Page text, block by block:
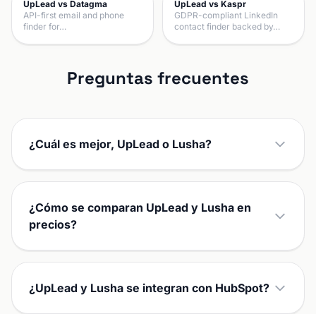
UpLead vs Datagma
API-first email and phone
finder for…
UpLead vs Kaspr
GDPR-compliant LinkedIn
contact finder backed by…
Preguntas frecuentes
¿Cuál es mejor, UpLead o Lusha?
¿Cómo se comparan UpLead y Lusha en
precios?
¿UpLead y Lusha se integran con HubSpot?